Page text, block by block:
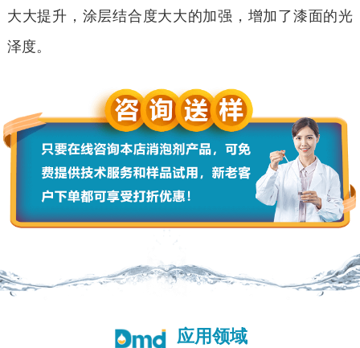
大大提升，涂层结合度大大的加强，增加了漆面的光
泽度。
应用领域